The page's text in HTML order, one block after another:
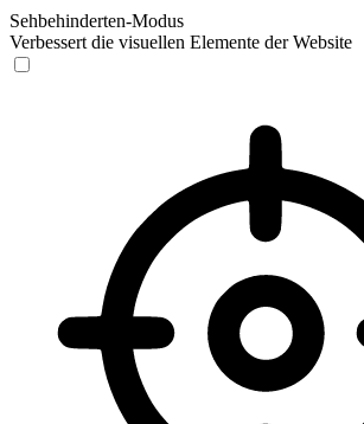
Sehbehinderten-Modus
Verbessert die visuellen Elemente der Website